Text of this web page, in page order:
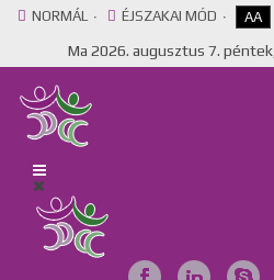
NORMÁL ÉJSZAKAI MÓD AA
Ma 2026. augusztus 7. péntek,